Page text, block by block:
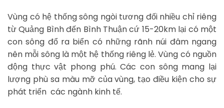
Vùng có hệ thống sông ngòi tương đối nhiều chỉ riêng
từ Quảng Bình đến Bình Thuận cứ 15-20km lại có một
con sông đổ ra biển có những rãnh núi đâm ngang
nên mỗi sông là một hệ thống riêng lẻ. Vùng có nguồn
động thực vật phong phú. Các con sông mang lại
lượng phù sa màu mỡ của vùng, tạo điều kiện cho sự
phát triển các ngành kinh tế.